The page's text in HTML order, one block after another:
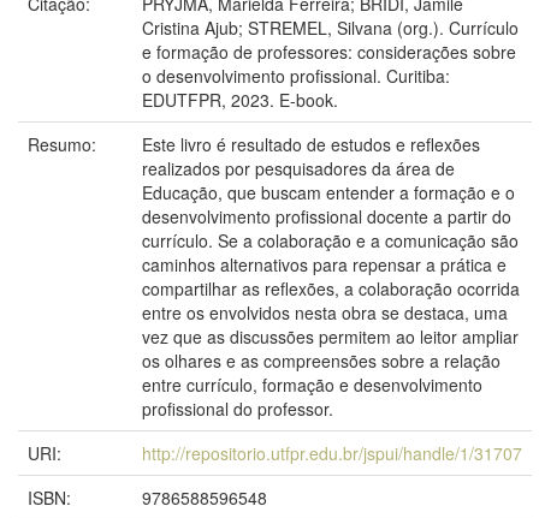
Cristina Ajub; STREMEL, Silvana (org.). Currículo
e formação de professores: considerações sobre
o desenvolvimento profissional. Curitiba:
EDUTFPR, 2023. E-book.
Resumo:
Este livro é resultado de estudos e reflexões
realizados por pesquisadores da área de
Educação, que buscam entender a formação e o
desenvolvimento profissional docente a partir do
currículo. Se a colaboração e a comunicação são
caminhos alternativos para repensar a prática e
compartilhar as reflexões, a colaboração ocorrida
entre os envolvidos nesta obra se destaca, uma
vez que as discussões permitem ao leitor ampliar
os olhares e as compreensões sobre a relação
entre currículo, formação e desenvolvimento
profissional do professor.
URI:
http://repositorio.utfpr.edu.br/jspui/handle/1/31707
ISBN:
9786588596548